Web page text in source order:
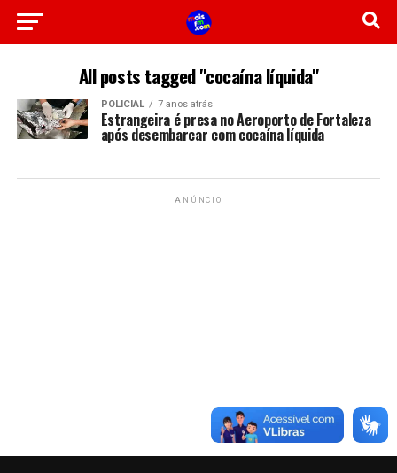
All posts tagged "cocaína líquida"
POLICIAL 7 anos atrás
Estrangeira é presa no Aeroporto de Fortaleza
após desembarcar com cocaína líquida
ANÚNCIO